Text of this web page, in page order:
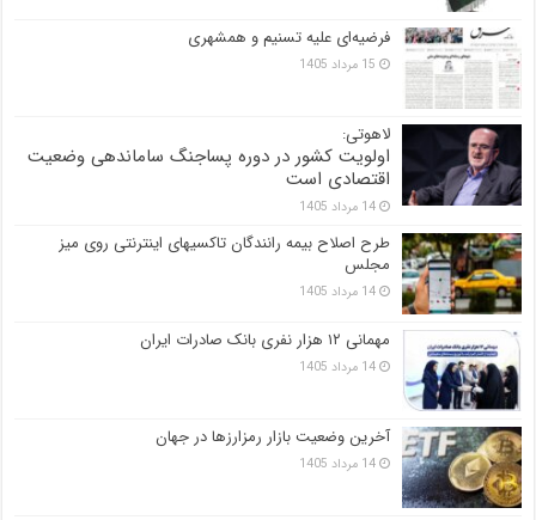
فرضیه‌ای علیه تسنیم و همشهری
15 مرداد 1405
لاهوتی:
اولویت کشور در دوره پساجنگ ساماندهی وضعیت
اقتصادی است
14 مرداد 1405
طرح اصلاح بیمه رانندگان تاکسیهای اینترنتی روی میز
مجلس
14 مرداد 1405
مهمانی ۱۲ هزار نفری بانک صادرات ایران
14 مرداد 1405
آخرین وضعیت بازار رمزارزها در جهان
14 مرداد 1405